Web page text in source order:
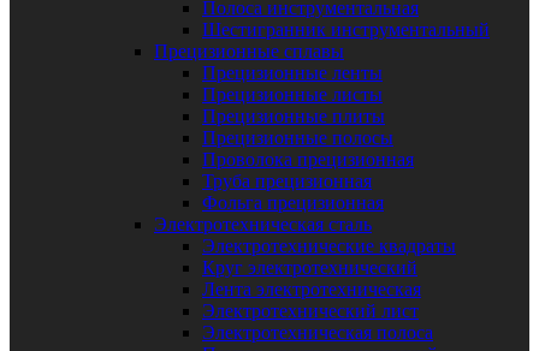
Полоса инструментальная
Шестигранник инструментальный
Прецизионные сплавы
Прецизионные ленты
Прецизионные листы
Прецизионные плиты
Прецизионные полосы
Проволока прецизионная
Труба прецизионная
Фольга прецизионная
Электротехническая сталь
Электротехнические квадраты
Круг электротехнический
Лента электротехническая
Электротехнический лист
Электротехническая полоса